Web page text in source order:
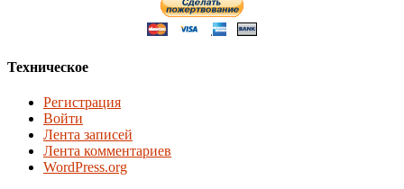
Техническое
Регистрация
Войти
Лента записей
Лента комментариев
WordPress.org